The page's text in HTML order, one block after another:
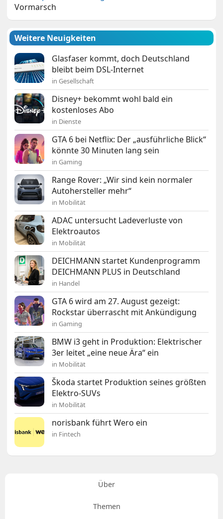
Vormarsch
Weitere Neuigkeiten
Glasfaser kommt, doch Deutschland
bleibt beim DSL-Internet
in Gesellschaft
Disney+ bekommt wohl bald ein
kostenloses Abo
in Dienste
GTA 6 bei Netflix: Der „ausführliche Blick“
könnte 30 Minuten lang sein
in Gaming
Range Rover: „Wir sind kein normaler
Autohersteller mehr“
in Mobilität
ADAC untersucht Ladeverluste von
Elektroautos
in Mobilität
DEICHMANN startet Kundenprogramm
DEICHMANN PLUS in Deutschland
in Handel
GTA 6 wird am 27. August gezeigt:
Rockstar überrascht mit Ankündigung
in Gaming
BMW i3 geht in Produktion: Elektrischer
3er leitet „eine neue Ära“ ein
in Mobilität
Škoda startet Produktion seines größten
Elektro-SUVs
in Mobilität
norisbank führt Wero ein
in Fintech
Über
Themen